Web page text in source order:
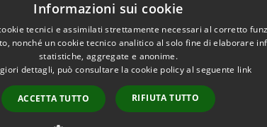
Dichiarazione di accessibilità
Informazioni sui cookie
tecnici e assimilati strettamente necessari al corretto
nonché un cookie tecnico analitico al solo fine di elaborare
statistiche, aggregate e anonime.
dettagli, può consultare la cookie policy al seguente link
ACCETTA TUTTO RIFIUTA TUTTO